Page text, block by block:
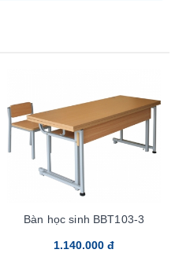
Bàn học sinh BBT103-3
1.140.000 đ